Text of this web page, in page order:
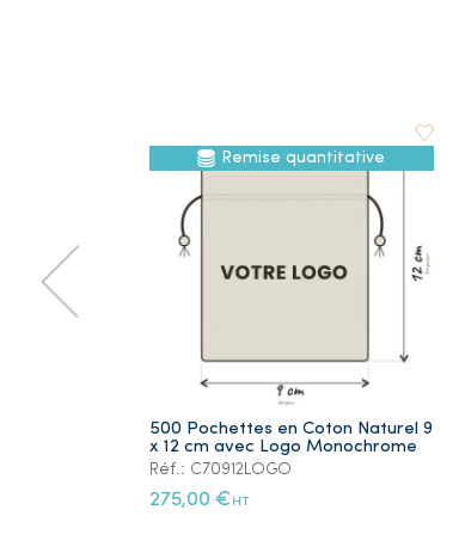
Remise quantitative
500 Pochettes en Coton Naturel 9
x 12 cm avec Logo Monochrome
Réf.: C70912LOGO
275,00 € HT